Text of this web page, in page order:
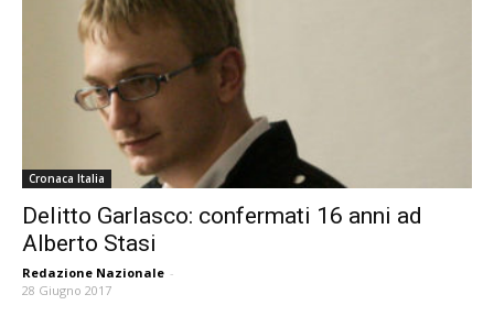
Cronaca Italia
Delitto Garlasco: confermati 16 anni ad
Alberto Stasi
Redazione Nazionale -
28 Giugno 2017